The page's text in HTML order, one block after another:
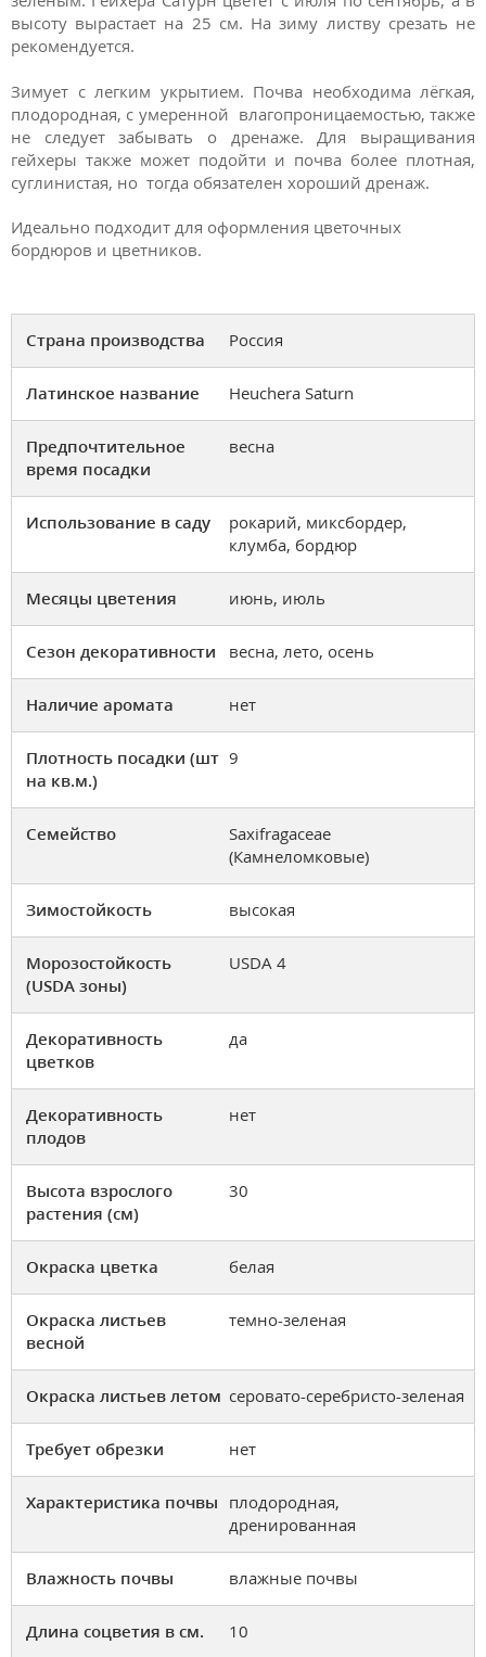
высоту вырастает на 25 см. На зиму листву срезать не
рекомендуется.
Зимует с легким укрытием. Почва необходима лёгкая,
плодородная, с умеренной влагопроницаемостью, также
не следует забывать о дренаже. Для выращивания
гейхеры также может подойти и почва более плотная,
суглинистая, но тогда обязателен хороший дренаж.
Идеально подходит для оформления цветочных
бордюров и цветников.
Страна производства Россия
Латинское название Heuchera Saturn
Предпочтительное
время посадки
весна
Использование в саду
рокарий, миксбордер,
клумба, бордюр
Месяцы цветения июнь, июль
Сезон декоративности весна, лето, осень
Наличие аромата нет
Плотность посадки (шт
на кв.м.)
9
Семейство
Saxifragaceae
(Камнеломковые)
Зимостойкость высокая
Морозостойкость
(USDA зоны)
USDA 4
Декоративность
цветков
да
Декоративность
плодов
нет
Высота взрослого
растения (см)
30
Окраска цветка белая
Окраска листьев
весной
темно-зеленая
Окраска листьев летом серовато-серебристо-зеленая
Требует обрезки нет
Характеристика почвы плодородная,
дренированная
Влажность почвы влажные почвы
Длина соцветия в см. 10